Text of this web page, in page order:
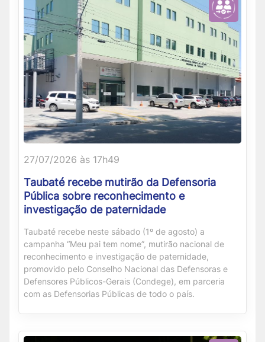
27/07/2026 às 17h49
Taubaté recebe mutirão da Defensoria
Pública sobre reconhecimento e
investigação de paternidade
Taubaté recebe neste sábado (1º de agosto) a
campanha “Meu pai tem nome”, mutirão nacional de
reconhecimento e investigação de paternidade,
promovido pelo Conselho Nacional das Defensoras e
Defensores Públicos-Gerais (Condege), em parceria
com as Defensorias Públicas de todo o país.